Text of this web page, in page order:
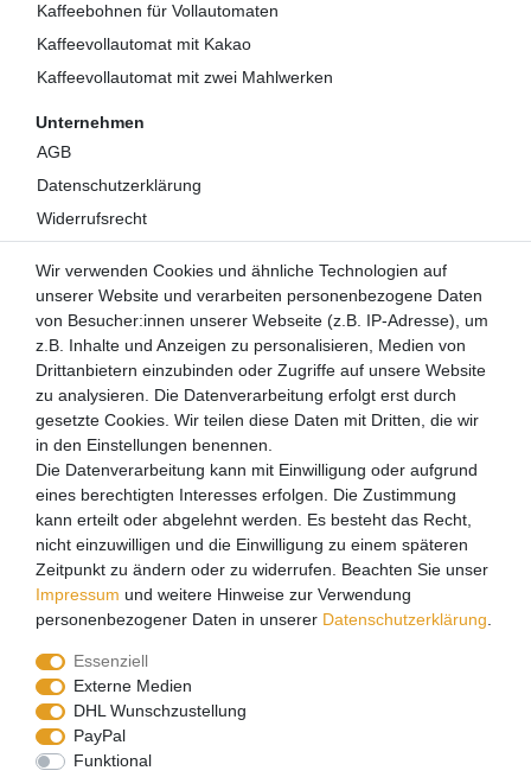
Kaffeebohnen für Vollautomaten
Kaffeevollautomat mit Kakao
Kaffeevollautomat mit zwei Mahlwerken
Unternehmen
AGB
Datenschutzerklärung
Widerrufsrecht
Über uns
Mein Konto
Login
Registrieren
Versandpartner
Wir verwenden Cookies und ähnliche Technologien auf
unserer Website und verarbeiten personenbezogene Daten
von Besucher:innen unserer Webseite (z.B. IP-Adresse), um
z.B. Inhalte und Anzeigen zu personalisieren, Medien von
Drittanbietern einzubinden oder Zugriffe auf unsere Website
zu analysieren. Die Datenverarbeitung erfolgt erst durch
gesetzte Cookies. Wir teilen diese Daten mit Dritten, die wir
in den Einstellungen benennen.
Die Datenverarbeitung kann mit Einwilligung oder aufgrund
eines berechtigten Interesses erfolgen. Die Zustimmung
kann erteilt oder abgelehnt werden. Es besteht das Recht,
nicht einzuwilligen und die Einwilligung zu einem späteren
Zeitpunkt zu ändern oder zu widerrufen. Beachten Sie unser
Impressum und weitere Hinweise zur Verwendung
personenbezogener Daten in unserer Daten­schutz­erklärung
Essenziell
Externe Medien
DHL Wunschzustellung
PayPal
Funktional